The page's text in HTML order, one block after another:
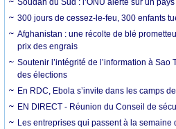
Soudan du Sud : l’ONU alerte sur un
300 jours de cessez-le-feu, 300 enfants
Afghanistan : une récolte de blé
prix des engrais
Soutenir l’intégrité de l’information à Sao
des élections
En RDC, Ebola s’invite dans les camps
EN DIRECT - Réunion du Conseil de
Les entreprises qui passent à la